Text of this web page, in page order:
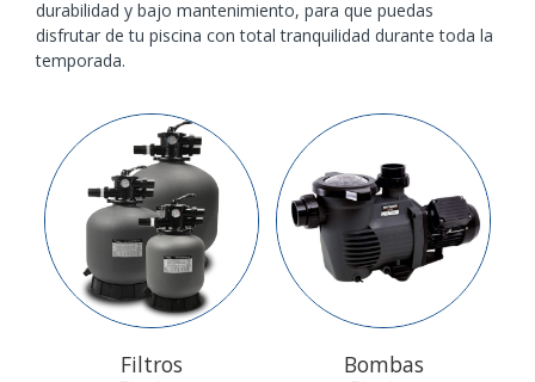
durabilidad y bajo mantenimiento, para que puedas
disfrutar de tu piscina con total tranquilidad durante toda la
temporada.
Filtros
Bombas